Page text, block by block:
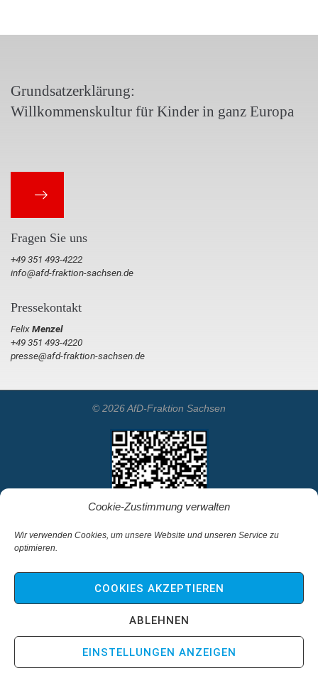
Cookie-Zustimmung verwalten
Wir verwenden Cookies, um unsere Website und unseren Service zu
optimieren.
COOKIES AKZEPTIEREN
ABLEHNEN
EINSTELLUNGEN ANZEIGEN
Grundsatzerklärung:
Willkommenskultur für Kinder in ganz Europa
Fragen Sie uns
+49 351 493-4222
info@afd-fraktion-sachsen.de
Pressekontakt
FelixMenzel
+49 351 493-4220
presse@afd-fraktion-sachsen.de
© 2026 AfD-Fraktion Sachsen
Startseite
Kontakt
Impressum & Haftungsausschluss
Datenschutz